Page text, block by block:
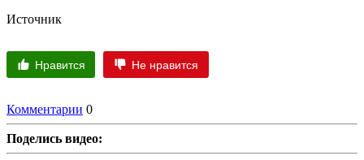
Источник
Нравится Не нравится
Комментарии 0
Поделись видео: